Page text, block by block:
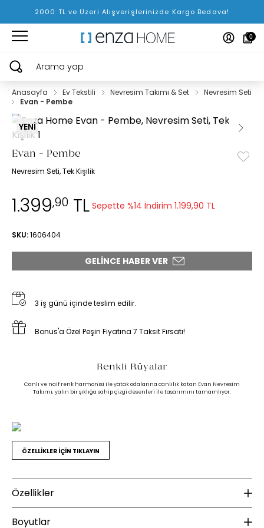
2000 TL ve Üzeri Alışverişlerinizde Kargo Bedava!
0
Arama yap
Anasayfa Ev Tekstili Nevresim Takımı & Set
Nevresim Seti
Evan - Pembe
YENİ
Evan - Pembe
Nevresim Seti, Tek Kişilik
1.399,90 TL Sepette %14 İndirim 1.199,90 TL
SKU:1606404
GELINCE HABER VER
3 iş günü içinde teslim edilir.
Bonus'a Özel Peşin Fiyatına 7 Taksit Fırsatı!
Renkli Rüyalar
Canlı ve naif renk harmonisi ile yatak odalarına canlılık katan Evan Nevresim
Takımı, yalın bir şıklığa sahip çizgi desenleri ile tasarımını tamamlıyor.
ÖZELLİKLER İÇİN TIKLAYIN
Özellikler
Boyutlar